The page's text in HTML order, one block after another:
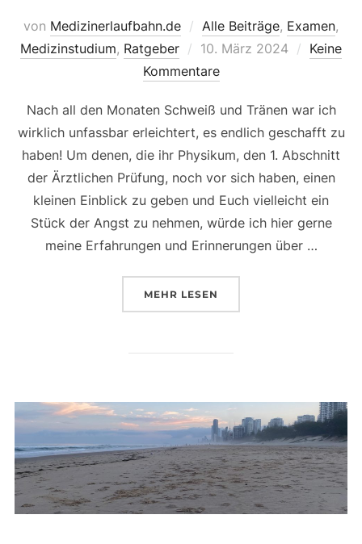
von Medizinerlaufbahn.de Alle Beiträge, Examen,
Medizinstudium, Ratgeber
Veröffentlicht
am
10. März 2024
Keine
Kommentare
Nach all den Monaten Schweiß und Tränen war ich
wirklich unfassbar erleichtert, es endlich geschafft zu
haben! Um denen, die ihr Physikum, den 1. Abschnitt
der Ärztlichen Prüfung, noch vor sich haben, einen
kleinen Einblick zu geben und Euch vielleicht ein
Stück der Angst zu nehmen, würde ich hier gerne
meine Erfahrungen und Erinnerungen über …
MEHR ÜBER „MEIN PHYSIKUM 2023 –
LESEN